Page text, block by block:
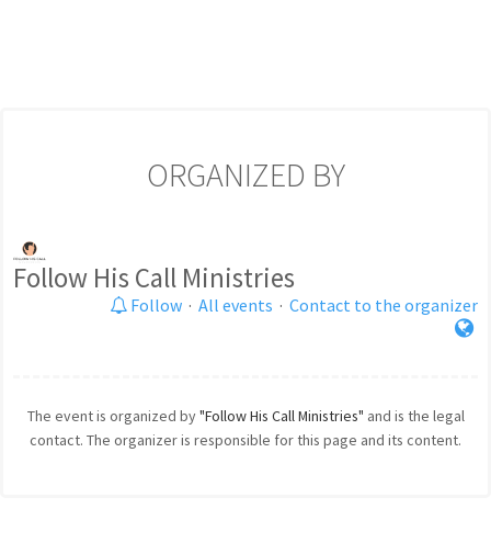
ORGANIZED BY
Follow His Call Ministries
Follow · All events · Contact to the organizer
The event is organized by"Follow His Call Ministries" and is the legal
contact. The organizer is responsible for this page and its content.